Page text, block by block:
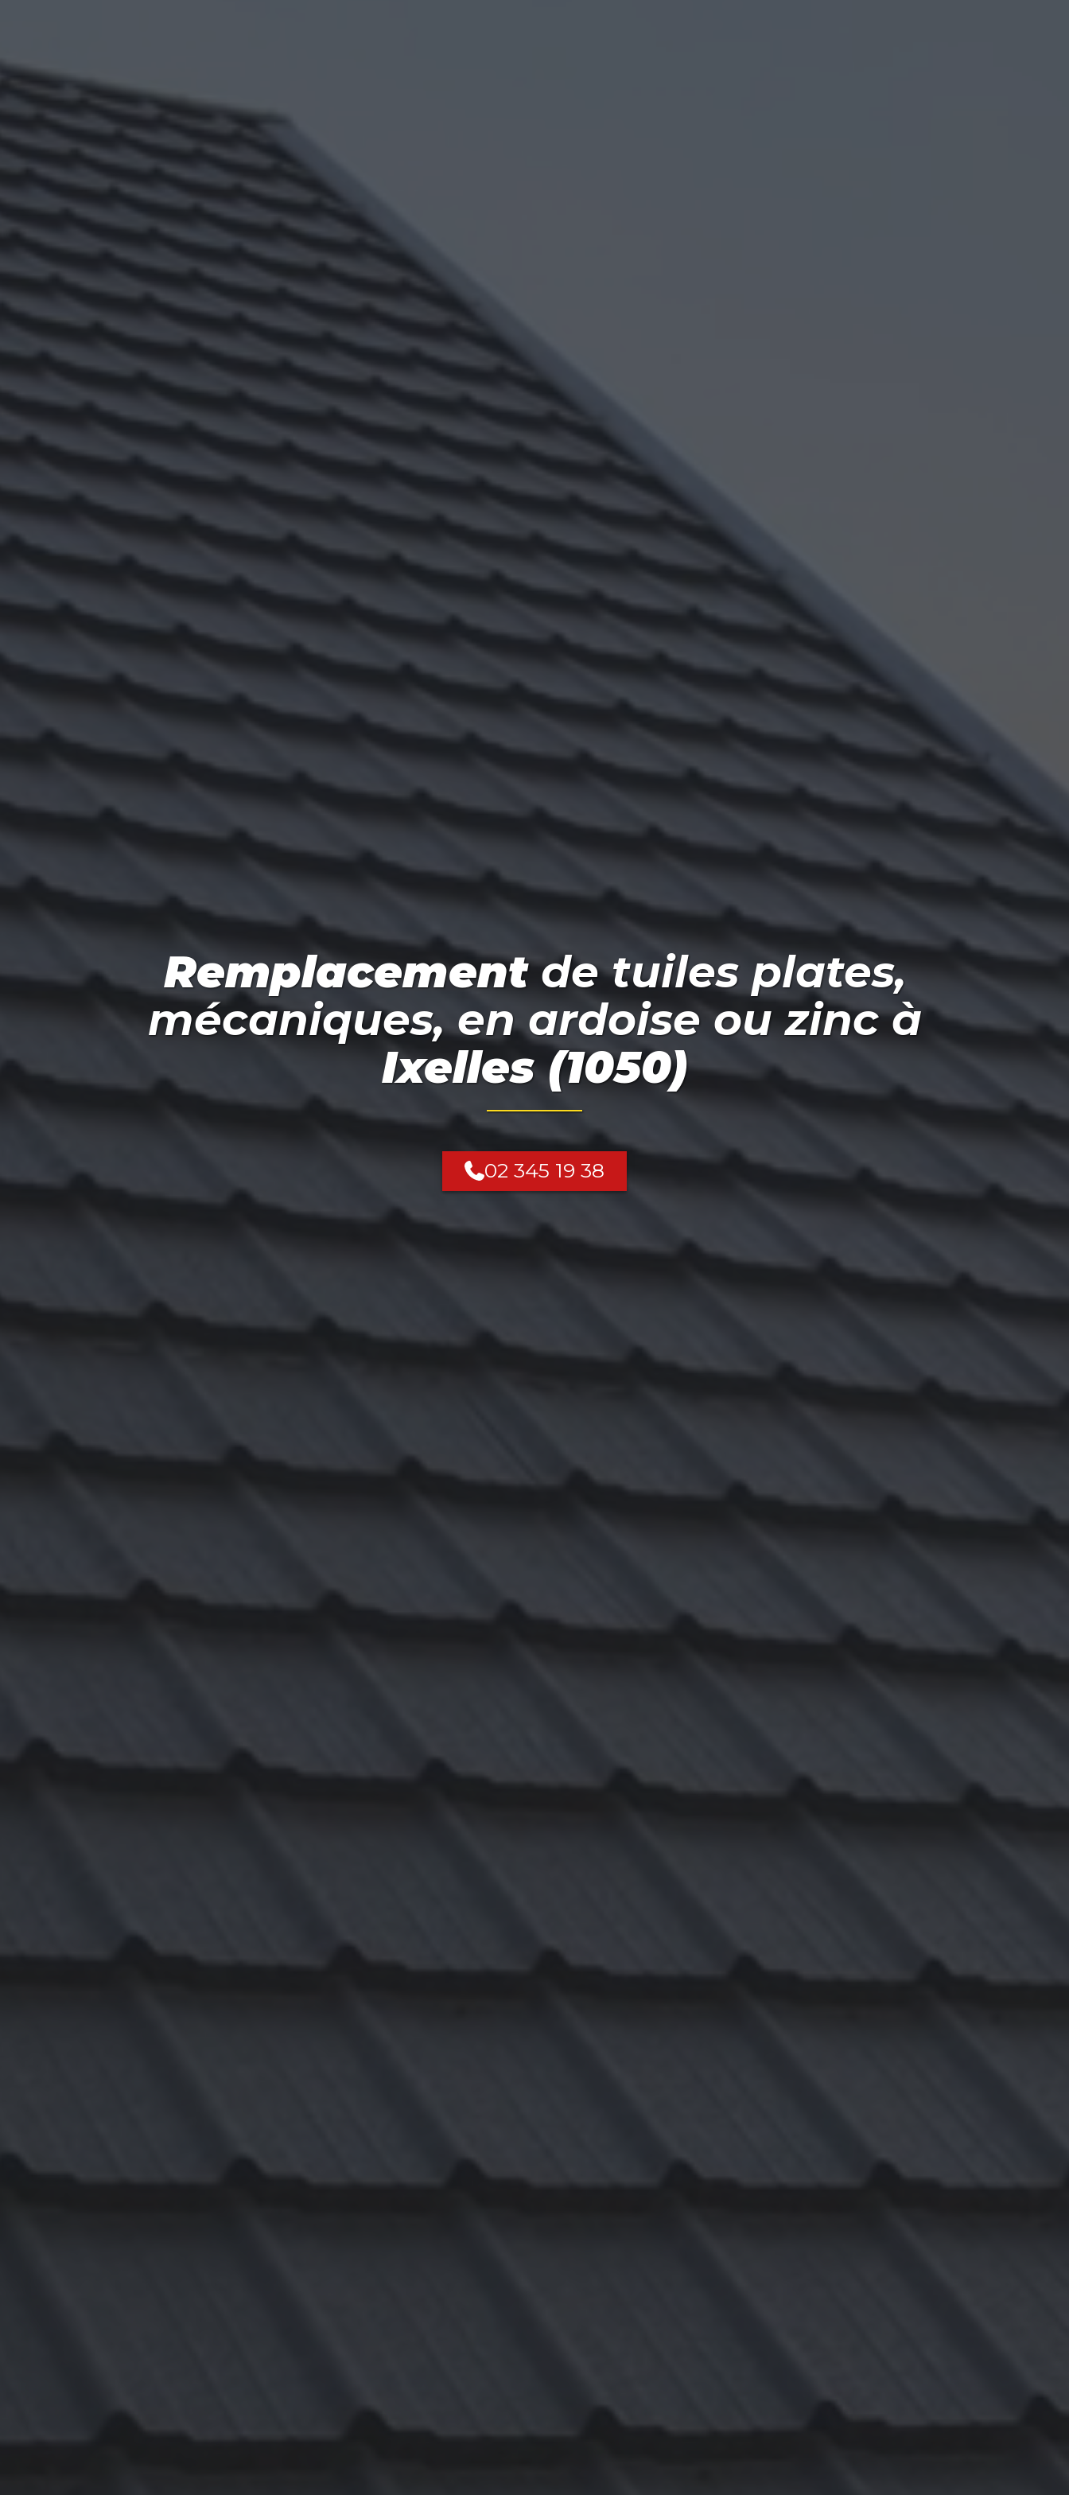
Remplacement de tuiles plates,
mécaniques, en ardoise ou zincà
Ixelles (1050)
02 345 19 38